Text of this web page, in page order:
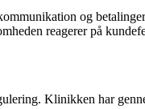
og
reagerer på
Klinikken har